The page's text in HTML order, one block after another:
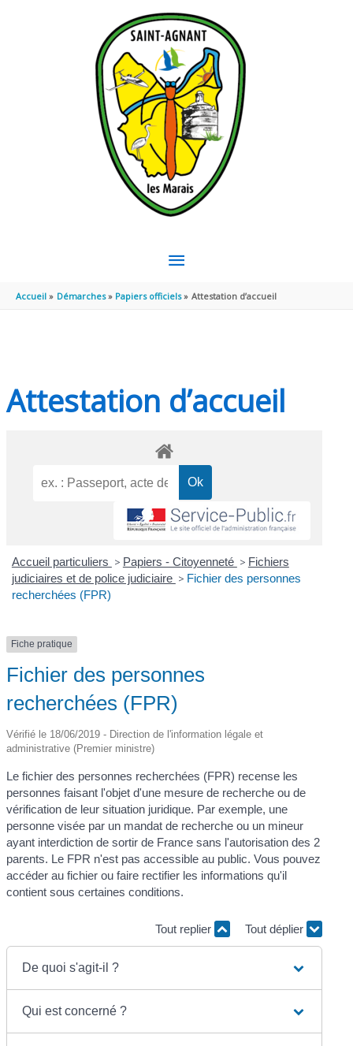
MENU
PRINCIPAL
Accueil Démarches Papiers officiels Attestation d’accueil
Attestation d’accueil
Accueil particuliers > Papiers - Citoyenneté > Fichiers
judiciaires et de police judiciaire > Fichier des personnes
recherchées (FPR)
Fiche pratique
Fichier des personnes
recherchées (FPR)
Vérifié le 18/06/2019 - Direction de l'information légale et
administrative (Premier ministre)
Le fichier des personnes recherchées (FPR) recense les
personnes faisant l'objet d'une mesure de recherche ou de
vérification de leur situation juridique. Par exemple, une
personne visée par un mandat de recherche ou un mineur
ayant interdiction de sortir de France sans l'autorisation des 2
parents. Le FPR n'est pas accessible au public. Vous pouvez
accéder au fichier ou faire rectifier les informations qu'il
contient sous certaines conditions.
Tout replier Tout déplier
De quoi s'agit-il ?
Qui est concerné ?